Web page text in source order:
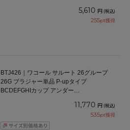
5,610 円 (税込)
255pt獲得
BTJ426｜ワコール サルート 26グループ
26G ブラジャー単品 P-upタイプ
BCDEFGHIカップ アンダー
11,770 円 (税込)
535pt獲得